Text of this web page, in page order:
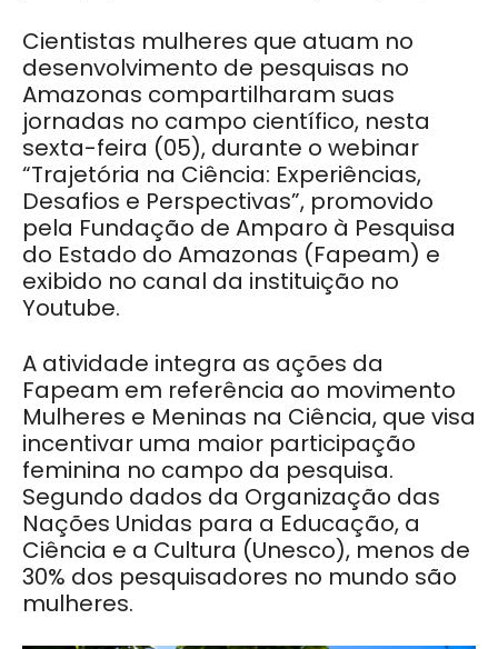
Cientistas mulheres que atuam no
desenvolvimento de pesquisas no
Amazonas compartilharam suas
jornadas no campo científico, nesta
sexta-feira (05), durante o webinar
“Trajetória na Ciência: Experiências,
Desafios e Perspectivas”, promovido
pela Fundação de Amparo à Pesquisa
do Estado do Amazonas (Fapeam) e
exibido no canal da instituição no
Youtube.
A atividade integra as ações da
Fapeam em referência ao movimento
Mulheres e Meninas na Ciência, que visa
incentivar uma maior participação
feminina no campo da pesquisa.
Segundo dados da Organização das
Nações Unidas para a Educação, a
Ciência e a Cultura (Unesco), menos de
30% dos pesquisadores no mundo são
mulheres.